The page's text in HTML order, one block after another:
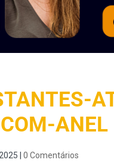
ANEL
|0 Comentários